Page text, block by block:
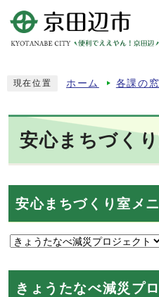
現在位置 ホーム 各課の
安心まちづく
安心まちづくり室メ
きょうたなべ減災プ